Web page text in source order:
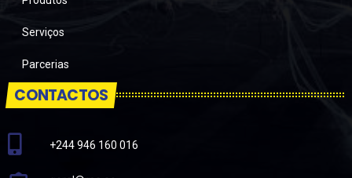
Serviços
Parcerias
CONTACTOS
+244 946 160 016